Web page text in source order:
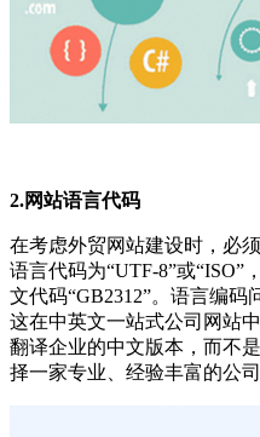
2.网站语言代码
在考虑外贸网站建设时，必
语言代码为“UTF-8”或“ISO”
文代码“GB2312”。语言编码
这在中英文一站式公司网站
翻译企业的中文版本，而不
择一家专业、经验丰富的公